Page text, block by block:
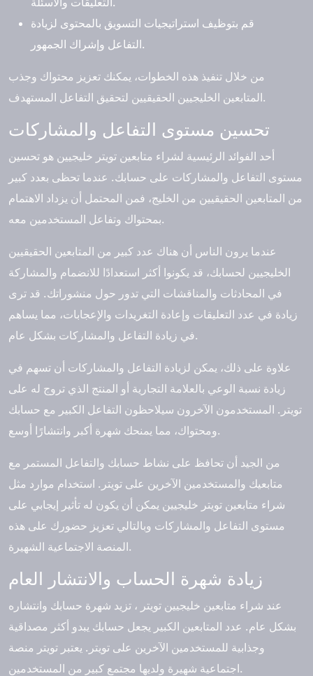
قم بتوظيف استراتيجيات التسويق بالمحتوى لزيادة
التفاعل وإشراك الجمهور.
من خلال تنفيذ هذه الخطوات، يمكنك تعزيز محتواك وجذب
المتابعين الخليجيين الحقيقيين لتحقيق التفاعل المستهدف.
تحسين مستوى التفاعل والمشاركات
أحد الفوائد الرئيسية لشراء متابعين تويتر خليجيين هو تحسين
مستوى التفاعل والمشاركات على حسابك. عندما تحظى بعدد كبير
من المتابعين الحقيقيين من الخليج، فمن المحتمل أن يزداد الاهتمام
بمحتواك وتفاعل المستخدمين معه.
عندما يرون الناس أن هناك عدد كبير من المتابعين الحقيقيين
الخليجيين لحسابك، قد يكونوا أكثر استعدادًا للانضمام والمشاركة
في المحادثات والمناقشات التي تدور حول منشوراتك. قد ترى
زيادة في عدد التعليقات وإعادة التغريدات والإعجابات، مما يساهم
في زيادة التفاعل والمشاركات بشكل عام.
علاوة على ذلك، يمكن لزيادة التفاعل والمشاركات أن تسهم في
زيادة نسبة الوعي بالعلامة التجارية أو المنتج الذي تروج له على
تويتر. المستخدمون الآخرون سيلاحظون التفاعل الكبير مع حسابك
ومحتواك، مما يمنحك شهرة أكبر وانتشارًا أوسع.
من الجيد أن تحافظ على نشاط حسابك والتفاعل المستمر مع
متابعيك والمستخدمين الآخرين على تويتر. استخدام موارد مثل
شراء متابعين تويتر خليجيين يمكن أن يكون له تأثير إيجابي على
مستوى التفاعل والمشاركات وبالتالي تعزيز حضورك على هذه
المنصة الاجتماعية الشهيرة.
زيادة شهرة الحساب والانتشار العام
عند شراء متابعين خليجيين تويتر ، تزيد شهرة حسابك وانتشاره
بشكل عام. عدد المتابعين الكبير يجعل حسابك يبدو أكثر مصداقية
وجذابية للمستخدمين الآخرين على تويتر. يعتبر تويتر منصة
اجتماعية شهيرة ولديها مجتمع كبير من المستخدمين.